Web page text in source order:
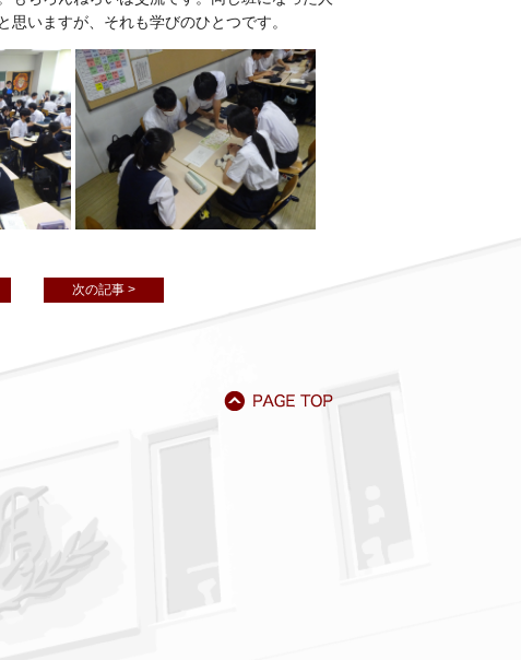
いますが、それも学びのひとつです。
次の記事 >